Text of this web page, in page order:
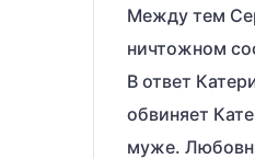
Между тем
ничтожном
В ответ
обвиняет
муже.